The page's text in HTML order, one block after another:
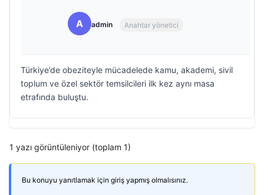
A admin Anahtar yönetici
Türkiye’de obeziteyle mücadelede kamu, akademi, sivil
toplum ve özel sektör temsilcileri ilk kez aynı masa
etrafında buluştu.
1 yazı görüntüleniyor (toplam 1)
Bu konuyu yanıtlamak için giriş yapmış olmalısınız.